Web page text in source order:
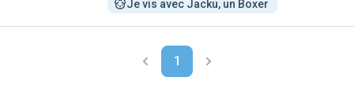
Je vis avec Jacku, un Boxer
1